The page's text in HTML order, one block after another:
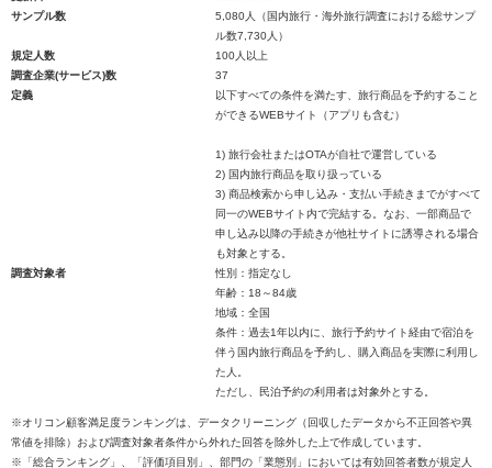
サンプル数
5,080人（国内旅行・海外旅行調査における総サンプ
ル数7,730人）
規定人数
100人以上
調査企業(サービス)数
37
定義
以下すべての条件を満たす、旅行商品を予約すること
ができるWEBサイト（アプリも含む）
1) 旅行会社またはOTAが自社で運営している
2) 国内旅行商品を取り扱っている
3) 商品検索から申し込み・支払い手続きまでがすべて
同一のWEBサイト内で完結する。なお、一部商品で
申し込み以降の手続きが他社サイトに誘導される場合
も対象とする。
調査対象者
性別：指定なし
年齢：18～84歳
地域：全国
条件：過去1年以内に、旅行予約サイト経由で宿泊を
伴う国内旅行商品を予約し、購入商品を実際に利用し
た人。
ただし、民泊予約の利用者は対象外とする。
※オリコン顧客満足度ランキングは、データクリーニング（回収したデータから不正回答や異
常値を排除）および調査対象者条件から外れた回答を除外した上で作成しています。
※「総合ランキング」、「評価項目別」、部門の「業態別」においては有効回答者数が規定人